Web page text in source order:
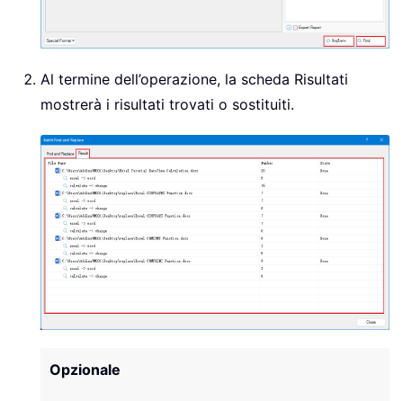
Al termine dell’operazione, la scheda Risultati
mostrerà i risultati trovati o sostituiti.
Opzionale